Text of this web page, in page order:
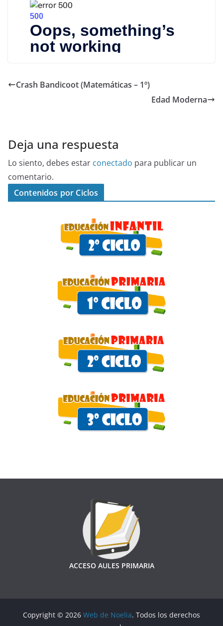
Crash Bandicoot (Matemáticas – 1º)
Edad Moderna
Deja una respuesta
Lo siento, debes estar conectado para publicar un
comentario.
Contenidos por Ciclos
ACCESO AULES PRIMARIA
Copyright © 2026 Web de Noelia. Todos los derechos